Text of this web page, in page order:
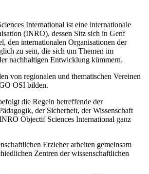
International ist eine internationale
(INRO), dessen Sitz sich in Genf
den internationalen Organisationen der
zu sein, die sich um Themen im
nachhaltigen Entwicklung kümmern.
von regionalen und thematischen Vereinen
OSI bilden.
die Regeln betreffende der
der Sicherheit, der Wissenschaft
Objectif Sciences International ganz
Erzieher arbeiten gemeinsam
Zentren der wissenschaftlichen